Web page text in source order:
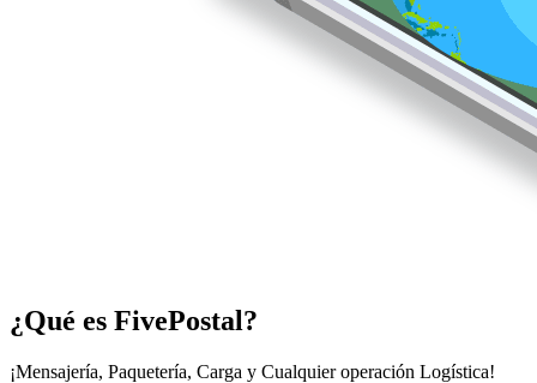
¿Qué es FivePostal?
¡Mensajería, Paquetería, Carga y Cualquier operación Logística!